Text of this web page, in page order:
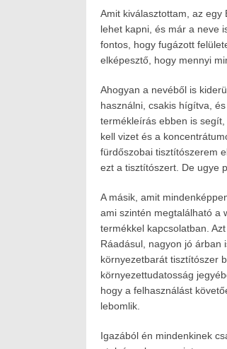
Amit kiválasztottam, az
lehet kapni, és már a neve
fontos, hogy fugázott
elképesztő, hogy mennyi
Ahogyan a nevéből is
használni, csakis hígítva,
termékleírás ebben is
kell vizet és a
fürdőszobai tisztítószerem
ezt a tisztítószert. De ugye
A másik, amit
ami szintén megtalálható a
termékkel kapcsolatban.
Ráadásul, nagyon jó árban
környezetbarát tisztítószer
környezettudatosság
hogy a felhasználást
lebomlik.
Igazából én mindenkinek